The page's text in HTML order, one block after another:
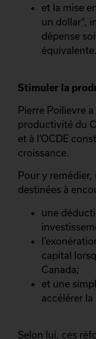
et la mise
un dollar”,
dépense
équivalente.
Stimuler la
Pierre Poilievre
productivité du
et à l’OCDE
croissance.
Pour y
destinées à
une
capital
Canada;
et une
accélérer
Selon lui, ces